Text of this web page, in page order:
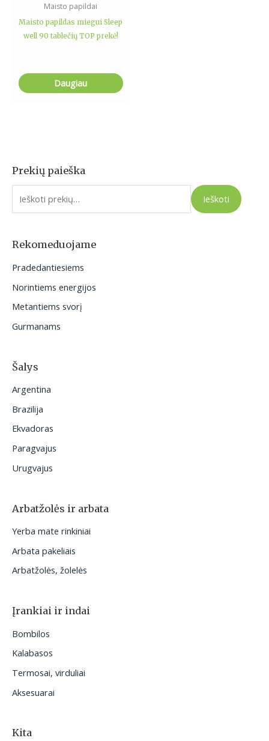
Prekių paieška
I
e
o
:
Ieškoti
Rekomeduojame
Pradedantiesiems
Norintiems energijos
Metantiems svorį
Gurmanams
Šalys
Argentina
Brazilija
Ekvadoras
Paragvajus
Urugvajus
Arbatžolės ir arbata
Yerba mate rinkiniai
Arbata pakeliais
Arbatžolės, žolelės
Įrankiai ir indai
Bombilos
Kalabasos
Termosai, virduliai
Aksesuarai
Kita
Maisto papildai
Maisto papildas miegui Sleep
well 90 tablečių TOP prekė!
Daugiau